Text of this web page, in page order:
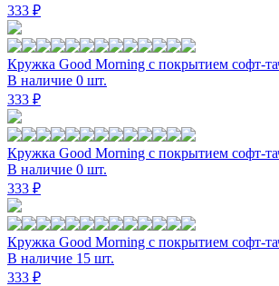
333 ₽
Кружка Good Morning с покрытием софт-
В наличие 0 шт.
333 ₽
Кружка Good Morning с покрытием софт-
В наличие 0 шт.
333 ₽
Кружка Good Morning с покрытием софт-
В наличие 15 шт.
333 ₽